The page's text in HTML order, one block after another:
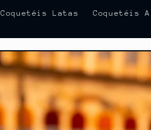
Coquetéis Latas Coquetéis